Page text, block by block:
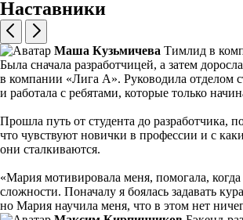
Наставники
Маша Кузьмичева Тимлид в
Была сначала разработчицей, а затем
в компании «Лига А». Руководила отделом
и работала с ребятами, которые только
Прошла путь от студента до разработчика,
что чувствуют новички в профессии и с
они сталкиваются.
«Мария мотивировала меня, помогала,
сложности. Поначалу я боялась задавать
но Мария научила меня, что в этом нет